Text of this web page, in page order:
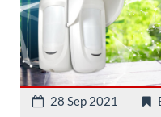
28 Sep 2021